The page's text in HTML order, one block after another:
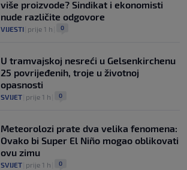
više proizvode? Sindikat i ekonomisti
nude različite odgovore
VIJESTI prije 1 h 0
U tramvajskoj nesreći u Gelsenkirchenu
25 povrijeđenih, troje u životnoj
opasnosti
SVIJET prije 1 h 0
Meteorolozi prate dva velika fenomena:
Ovako bi Super El Niño mogao oblikovati
ovu zimu
SVIJET prije 1 h 0